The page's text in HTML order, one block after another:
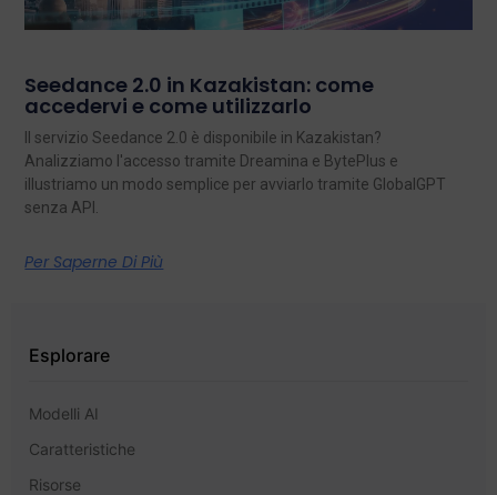
Seedance 2.0 in Kazakistan: come
accedervi e come utilizzarlo
Il servizio Seedance 2.0 è disponibile in Kazakistan?
Analizziamo l'accesso tramite Dreamina e BytePlus e
illustriamo un modo semplice per avviarlo tramite GlobalGPT
senza API.
Per Saperne Di Più
Esplorare
Modelli AI
Caratteristiche
Risorse